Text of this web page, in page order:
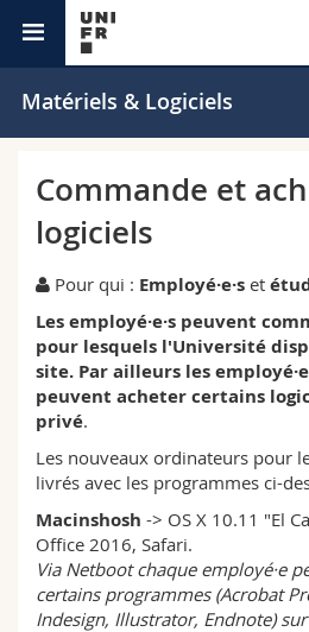
Universität
Campus
Forschung
Universität
Weiterbildung
Theologische Fak.
Rechtswissenschaftliche Fak.
Wirtschafts- und
Philosophische Fak.
Fak. für Erziehungs- und
Math.-Nat. und Med. Fak.
Interfakultär
Informationen für
Studieninteressierte
Studierende
Medien
Forschende
Mitarbeitende
Doktorierende
Ressourcen
Personenverzeichnis
Ortsplan
Bibliotheken
Webmail
Vorlesungsverzeichnis
Matériels & Logiciels
Commande et
logiciels
Pour qui : Employé·e·s et
Les employé·e·s peuvent
pour lesquels l'Université
site. Par ailleurs les
peuvent acheter certains
privé.
Les nouveaux ordinateurs pour
livrés avec les programmes ci-
Macinshosh -> OS X 10.11 "El
Office 2016, Safari.
Via Netboot chaque employé·e
certains programmes (Acrobat
Indesign, Illustrator, Endnote)